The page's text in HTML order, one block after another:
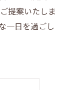
提案いたしま
一日を過ごし